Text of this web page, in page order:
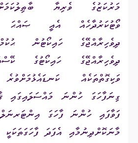
މަރުކަޒުގެ ވެރިޔާ
ވޯޓުކަރުދާހެއް އެއީ ޞައްޙަ
ދިވެހިރާއްޖޭގެ ހައިކޯޓުން
ދިވެހިރާއްޖޭގެ ހައިކޯޓުގެ
ވަކިގޮތްތަކެއް
ގިނަފާހަގަ ހުންނަ މައްސަލައިގައި
ފަވާފައި ހުންނަ ފާހަގަ
މާނަކޮށްދިނުމާއި އެފަދަ ފާހަގަތަކަކީ